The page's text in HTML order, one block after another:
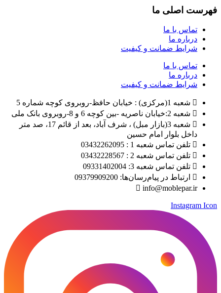
فهرست اصلی ما
تماس با ما
درباره ما
شرایط ضمانت و کیفیت
تماس با ما
درباره ما
شرایط ضمانت و کیفیت
شعبه 1(مرکزی) : خیابان حافظ-روبروی کوچه شماره 5
شعبه 2:خیابان ناصریه -بین کوچه 6 و 8-روبروی بانک ملی
شعبه 3(بازار مبل) ، شرف آباد، بعد از قائم 17، صد متر
داخل بلوار امام حسین
تلفن تماس شعبه 1 : 03432262095
تلفن تماس شعبه 2 : 03432228567
تلفن تماس شعبه 3: 09331402004
ارتباط در پیام‌رسان‌ها: 09379909200
info@moblepar.ir
Instagram Icon